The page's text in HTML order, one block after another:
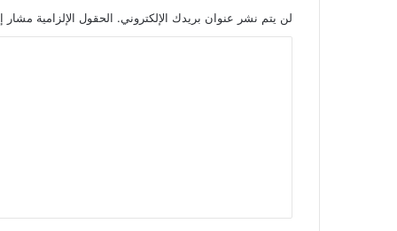
لن يتم نشر عنوان بريدك الإلكتروني. الحقول الإلزامية مشار